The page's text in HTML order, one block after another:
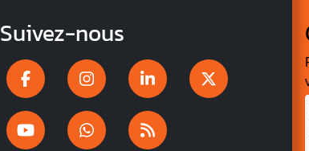
Suivez-nous